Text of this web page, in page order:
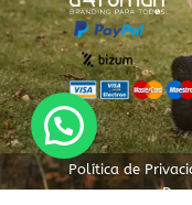
Política de